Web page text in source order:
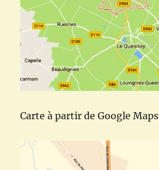
Carte à partir de Google Maps